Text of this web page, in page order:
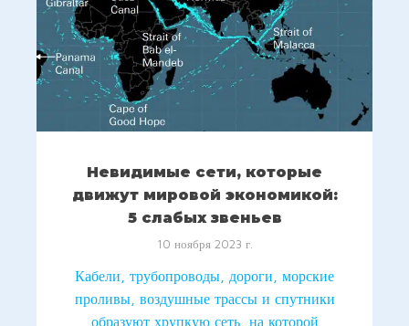
Невидимые сети, которые
движут мировой экономикой:
5 слабых звеньев
10 ноября 2023 г.
Кабели, трубопроводы, дороги, морские
проливы, воздушные трассы и спутники
образуют хрупкую сеть, на которой